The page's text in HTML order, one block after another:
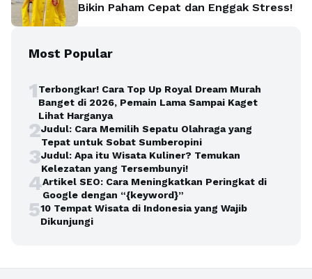
Bikin Paham Cepat dan Enggak Stress!
Most Popular
1Terbongkar! Cara Top Up Royal Dream Murah
Banget di 2026, Pemain Lama Sampai Kaget
Lihat Harganya
2Judul: Cara Memilih Sepatu Olahraga yang
Tepat untuk Sobat Sumberopini
3Judul: Apa itu Wisata Kuliner? Temukan
Kelezatan yang Tersembunyi!
4Artikel SEO: Cara Meningkatkan Peringkat di
Google dengan “{keyword}”
510 Tempat Wisata di Indonesia yang Wajib
Dikunjungi